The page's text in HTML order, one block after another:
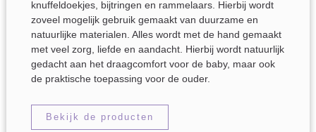
knuffeldoekjes, bijtringen en rammelaars. Hierbij wordt
zoveel mogelijk gebruik gemaakt van duurzame en
natuurlijke materialen. Alles wordt met de hand gemaakt
met veel zorg, liefde en aandacht. Hierbij wordt natuurlijk
gedacht aan het draagcomfort voor de baby, maar ook
de praktische toepassing voor de ouder.
Bekijk de producten